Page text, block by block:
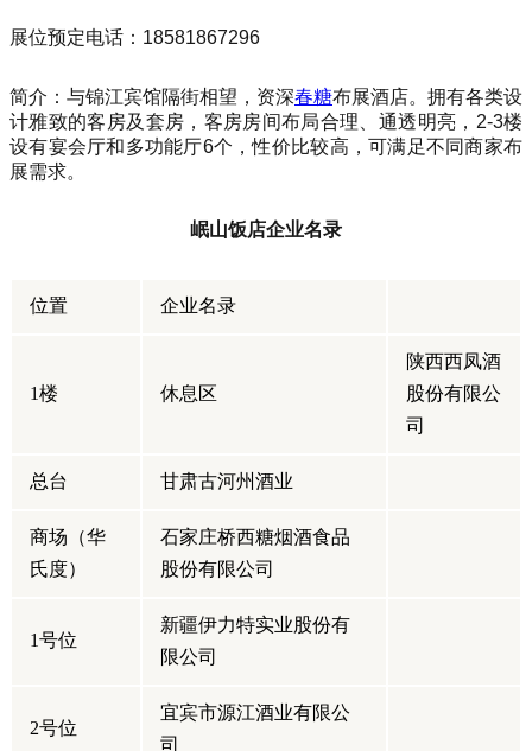
展位预定电话：18581867296
简介：与锦江宾馆隔街相望，资深春糖布展酒店。拥有各类设
计雅致的客房及套房，客房房间布局合理、通透明亮，2-3楼
设有宴会厅和多功能厅6个，性价比较高，可满足不同商家布
展需求。
岷山饭店企业名录
位置 企业名录
1楼 休息区
陕西西凤酒
股份有限公
司
总台 甘肃古河州酒业
商场（华
氏度）
石家庄桥西糖烟酒食品
股份有限公司
1号位
新疆伊力特实业股份有
限公司
2号位
宜宾市源江酒业有限公
司